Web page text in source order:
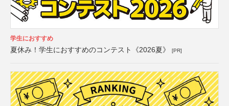
学生におすすめ
夏休み！学生におすすめのコンテスト《2026夏》 [PR]